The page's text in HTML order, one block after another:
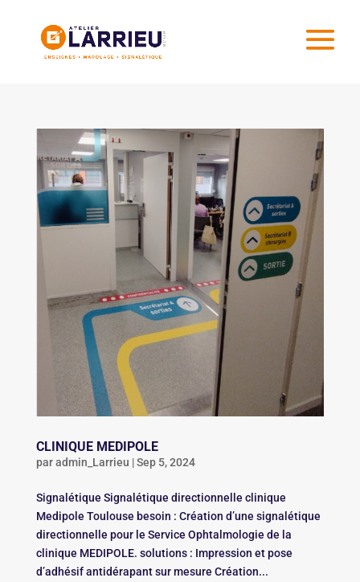
CLINIQUE MEDIPOLE
paradmin_Larrieu |Sep 5, 2024
Signalétique Signalétique directionnelle clinique
Medipole Toulouse besoin : Création d’une signalétique
directionnelle pour le Service Ophtalmologie de la
clinique MEDIPOLE. solutions : Impression et pose
d’adhésif antidérapant sur mesure Création...